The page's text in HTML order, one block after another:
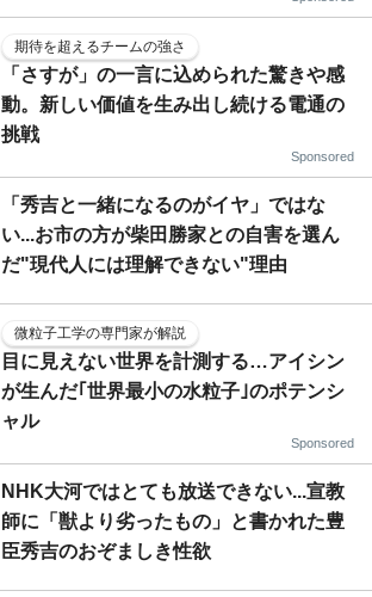
期待を超えるチームの強さ
「さすが」の一言に込められた驚きや感
動。新しい価値を生み出し続ける電通の
挑戦
Sponsored
「秀吉と一緒になるのがイヤ」ではな
い...お市の方が柴田勝家との自害を選ん
だ"現代人には理解できない"理由
微粒子工学の専門家が解説
目に見えない世界を計測する…アイシン
が生んだ｢世界最小の水粒子｣のポテンシ
ャル
Sponsored
NHK大河ではとても放送できない...宣教
師に「獣より劣ったもの」と書かれた豊
臣秀吉のおぞましき性欲